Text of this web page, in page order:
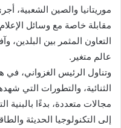
موريتانيا والصين الشعبية،
مقابلة خاصة مع وسائل
التعاون المثمر بين البلدين،
عالم متغير.
وتناول الرئيس الغزواني، في
الثنائية، والتطورات التي
مجالات متعددة، بدءًا بالبنية
إلى التكنولوجيا الحديثة